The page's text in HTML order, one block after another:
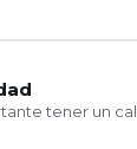
tener un